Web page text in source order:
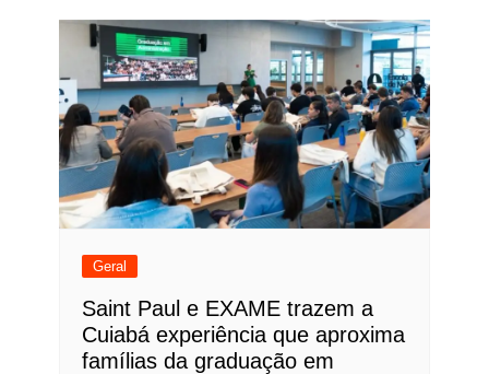
Post
Geral
Saint Paul e EXAME trazem a
Cuiabá experiência que aproxima
famílias da graduação em